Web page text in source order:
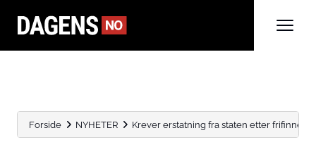
Forside NYHETER Krever erstatning fra staten etter frifinnelse